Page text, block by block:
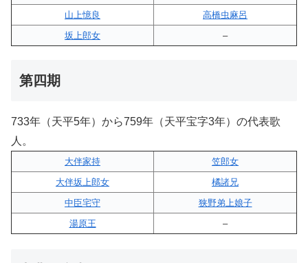
山上憶良
高橋虫麻呂
坂上郎女
–
第四期
733年（天平5年）から759年（天平宝字3年）の代表歌
人。
大伴家持
笠郎女
大伴坂上郎女
橘諸兄
中臣宅守
狭野弟上娘子
湯原王
–